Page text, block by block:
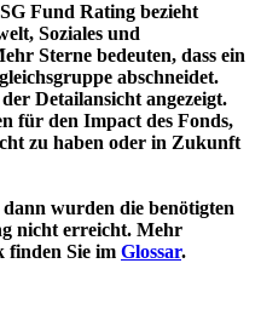
Fund Rating bezieht
Soziales und
Sterne bedeuten, dass ein
abschneidet.
Detailansicht angezeigt.
für den Impact des Fonds,
zu haben oder in Zukunft
wurden die benötigten
nicht erreicht. Mehr
finden Sie im Glossar.